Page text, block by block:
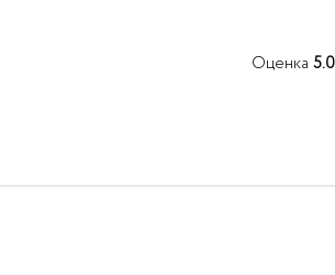
Оценка